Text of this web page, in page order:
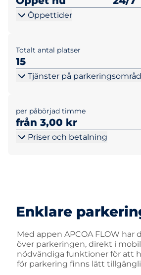
Öppettider
Totalt antal platser
15
Tjänster på
per påbörjad timme
från 3,00 kr
Priser och betalning
Enklare
Med appen APCOA FLOW har
över parkeringen, direkt i
nödvändiga funktioner för att
för parkering finns lätt